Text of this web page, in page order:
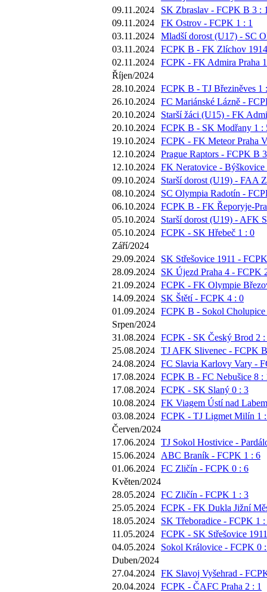
09.11.2024
SK Zbraslav - FCPK B 3 :
09.11.2024
FK Ostrov - FCPK 1 : 1
03.11.2024
Mladší dorost (U17) - SC
03.11.2024
FCPK B - FK Zlíchov
02.11.2024
FCPK - FK Admira Praha
Říjen/2024
28.10.2024 FCPK B - TJ Březiněves 1
26.10.2024 FC Mariánské Lázně -
20.10.2024
Starší žáci (U15) - FK
20.10.2024 FCPK B - SK Modřany 1 :
19.10.2024 FCPK - FK Meteor Praha
12.10.2024 Prague Raptors - FCPK B
12.10.2024 FK Neratovice -
09.10.2024
Starší dorost (U19) - FAA
08.10.2024
SC Olympia Radotín -
06.10.2024 FCPK B - FK Řeporyje-
05.10.2024
Starší dorost (U19) - AFK
05.10.2024 FCPK - SK Hřebeč 1 : 0
Září/2024
29.09.2024
SK Střešovice 1911 -
28.09.2024
SK Újezd Praha 4 - FCPK
21.09.2024 FCPK - FK Olympie
14.09.2024
SK Štětí - FCPK 4 : 0
01.09.2024 FCPK B - Sokol Cholupice
Srpen/2024
31.08.2024 FCPK - SK Český Brod 2 :
25.08.2024 TJ AFK Slivenec - FCPK
24.08.2024 FC Slavia Karlovy Vary -
17.08.2024 FCPK B - FC Nebušice 8 :
17.08.2024 FCPK - SK Slaný 0 : 3
10.08.2024 FK Viagem Ústí nad
03.08.2024 FCPK - TJ Ligmet Milín 1
Červen/2024
17.06.2024 TJ Sokol Hostivice -
15.06.2024
ABC Braník - FCPK 1 : 6
01.06.2024 FC Zličín - FCPK 0 : 6
Květen/2024
28.05.2024 FC Zličín - FCPK 1 : 3
25.05.2024 FCPK - FK Dukla Jižní
18.05.2024
SK Třeboradice - FCPK 1 :
11.05.2024
FCPK - SK Střešovice
04.05.2024
Sokol Královice - FCPK 0
Duben/2024
27.04.2024 FK Slavoj Vyšehrad -
20.04.2024 FCPK - ČAFC Praha 2 : 1